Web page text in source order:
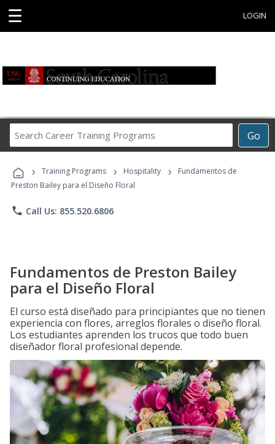
☰ LOGIN
Go
Career
Programs
› Training Programs › Hospitality ›
Fundamentos de
Preston Bailey para el Diseño Floral
phone Call Us: 855.520.6806
Fundamentos de Preston Bailey
para el Diseño Floral
El curso está diseñado para principiantes que no tienen
experiencia con flores, arreglos florales o diseño floral.
Los estudiantes aprenden los trucos que todo buen
diseñador floral profesional depende.